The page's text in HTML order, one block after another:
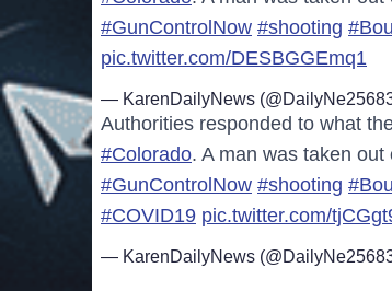
#GunControlNow #shooting
pic.twitter.com/DESBGGEmq1
— KarenDailyNews
Authorities responded to what
#Colorado. A man was taken
#GunControlNow #shooting
#COVID19 pic.twitter.com/
— KarenDailyNews